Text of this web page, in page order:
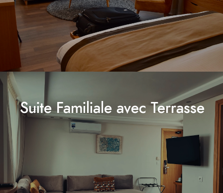
Suite Familiale avec Terrasse